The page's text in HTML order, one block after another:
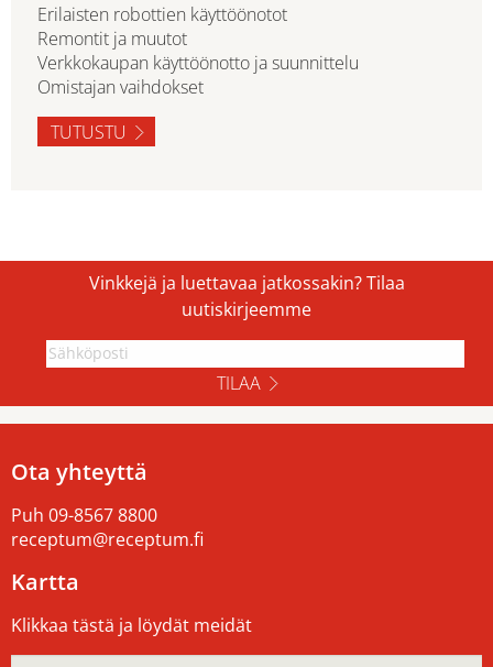
Erilaisten robottien käyttöönotot
Remontit ja muutot
Verkkokaupan käyttöönotto ja suunnittelu
Omistajan vaihdokset
TUTUSTU
Vinkkejä ja luettavaa jatkossakin? Tilaa
uutiskirjeemme
TILAA
Ota yhteyttä
Puh 09-8567 8800
receptum@receptum.fi
Kartta
Klikkaa tästä ja löydät meidät